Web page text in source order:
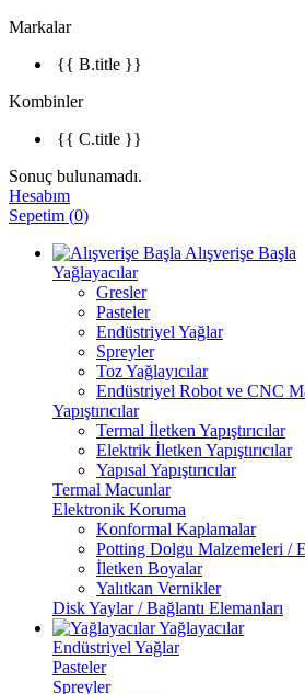
Markalar
{{ B.title }}
Kombinler
{{ C.title }}
Sonuç bulunamadı.
Hesabım
Sepetim (0)
Alışverişe Başla
Yağlayacılar
Gresler
Pasteler
Endüstriyel Yağlar
Spreyler
Toz Yağlayıcılar
Endüstriyel Robot ve CNC
Yapıştırıcılar
Termal İletken Yapıştırıcılar
Elektrik İletken Yapıştırıcılar
Yapısal Yapıştırıcılar
Termal Macunlar
Elektronik Koruma
Konformal Kaplamalar
Potting Dolgu Malzemeleri /
İletken Boyalar
Yalıtkan Vernikler
Disk Yaylar / Bağlantı Elemanları
Yağlayacılar
Endüstriyel Yağlar
Pasteler
Spreyler